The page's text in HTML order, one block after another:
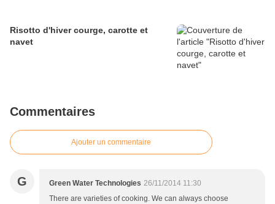
Risotto d'hiver courge, carotte et
navet
Commentaires
Ajouter un commentaire
G Green Water Technologies 26/11/2014 11:30
There are varieties of cooking. We can always choose